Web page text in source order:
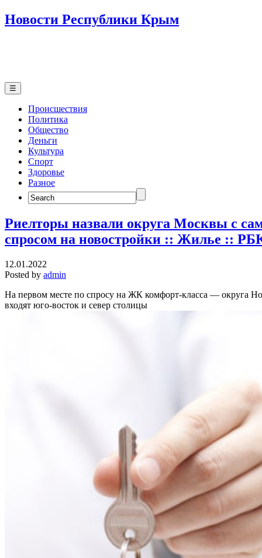
Новости Республики Крым
☰
Происшествия
Политика
Общество
Деньги
Культура
Спорт
Здоровье
Разное
Search
for:
Риелторы назвали округа Москвы с
спросом на новостройки :: Жилье ::
12.01.2022
Posted by admin
На первом месте по спросу на ЖК комфорт-класса — округа
входят юго-восток и север столицы